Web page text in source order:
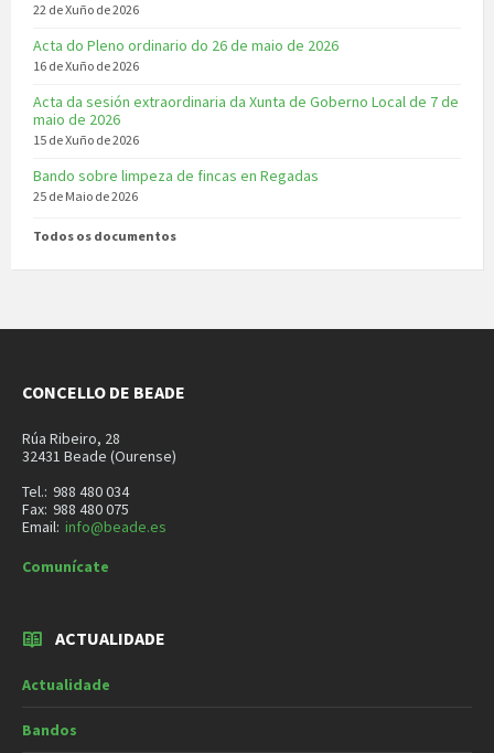
22 de Xuño de 2026
Acta do Pleno ordinario do 26 de maio de 2026
16 de Xuño de 2026
Acta da sesión extraordinaria da Xunta de Goberno Local de 7 de
maio de 2026
15 de Xuño de 2026
Bando sobre limpeza de fincas en Regadas
25 de Maio de 2026
Todos os documentos
CONCELLO DE BEADE
Rúa Ribeiro, 28
32431 Beade (Ourense)
Tel.: 988 480 034
Fax: 988 480 075
Email: info@beade.es
Comunícate
ACTUALIDADE
Actualidade
Bandos